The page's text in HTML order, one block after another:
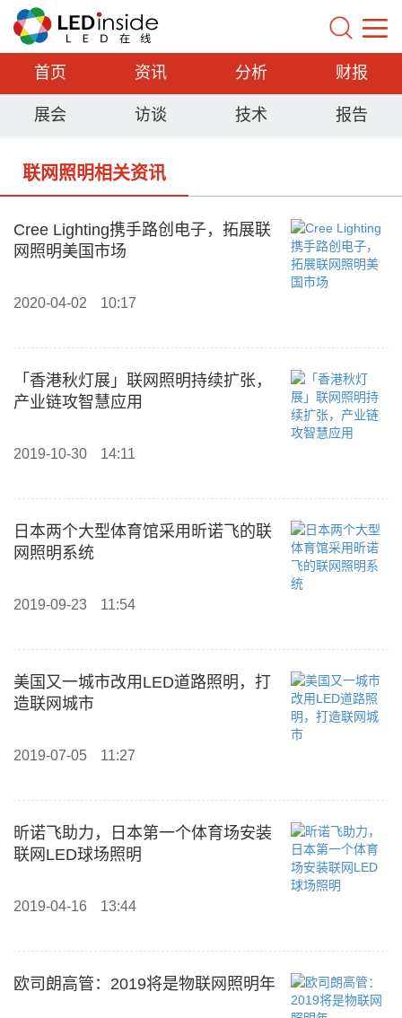
首页 资讯 分析 财报
展会 访谈 技术 报告
联网照明相关资讯
Cree Lighting携手路创电子，拓展联
网照明美国市场
2020-04-02 10:17
「香港秋灯展」联网照明持续扩张，
产业链攻智慧应用
2019-10-30 14:11
日本两个大型体育馆采用昕诺飞的联
网照明系统
2019-09-23 11:54
美国又一城市改用LED道路照明，打
造联网城市
2019-07-05 11:27
昕诺飞助力，日本第一个体育场安装
联网LED球场照明
2019-04-16 13:44
欧司朗高管：2019将是物联网照明年